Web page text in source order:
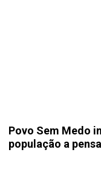
Povo Sem Medo
população a